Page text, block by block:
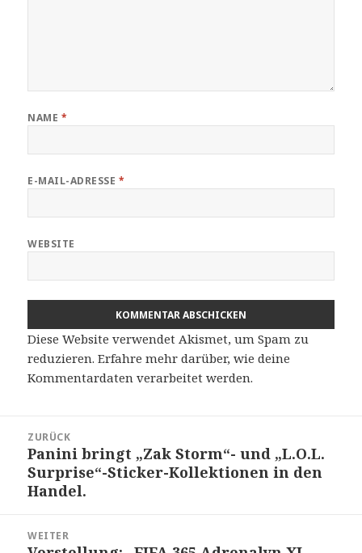
NAME *
E-MAIL-ADRESSE *
WEBSITE
Diese Website verwendet Akismet, um Spam zu
reduzieren.Erfahre mehr darüber, wie deine
Kommentardaten verarbeitet werden.
ZURÜCK
Vorheriger
Beitrag:
Panini bringt „Zak Storm“- und „L.O.L.
Surprise“-Sticker-Kollektionen in den
Handel.
WEITER